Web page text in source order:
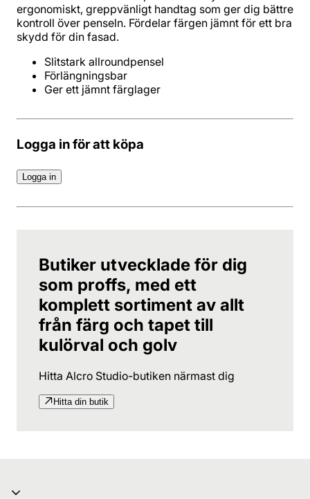
ergonomiskt, greppvänligt handtag som ger dig bättre
kontroll över penseln. Fördelar färgen jämnt för ett bra
skydd för din fasad.
Ger ett jämnt färglager
Logga in för att köpa
Logga in
Butiker utvecklade för dig
som proffs, med ett
komplett sortiment av allt
från färg och tapet till
kulörval och golv
Hitta Alcro Studio-butiken närmast dig
Hitta din butik